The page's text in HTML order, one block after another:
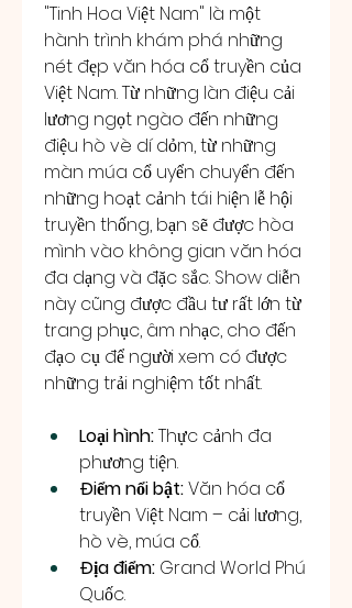
"Tinh Hoa Việt Nam" là một
hành trình khám phá những
nét đẹp văn hóa cổ truyền của
Việt Nam. Từ những làn điệu cải
lương ngọt ngào đến những
điệu hò vè dí dỏm, từ những
màn múa cổ uyển chuyển đến
những hoạt cảnh tái hiện lễ hội
truyền thống, bạn sẽ được hòa
mình vào không gian văn hóa
đa dạng và đặc sắc. Show diễn
này cũng được đầu tư rất lớn từ
trang phục, âm nhạc, cho đến
đạo cụ để người xem có được
những trải nghiệm tốt nhất.
Loại hình: Thực cảnh đa
phương tiện.
Điểm nổi bật: Văn hóa cổ
truyền Việt Nam – cải lương,
hò vè, múa cổ.
Địa điểm: Grand World Phú
Quốc.